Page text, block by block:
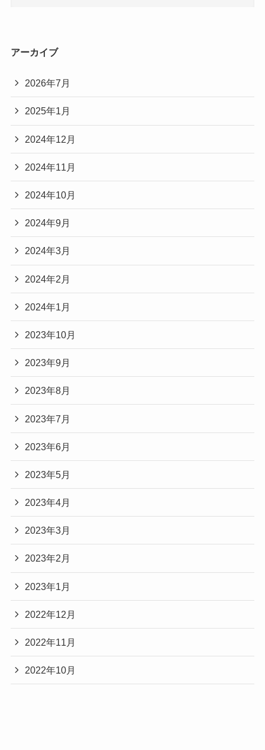
アーカイブ
2026年7月
2025年1月
2024年12月
2024年11月
2024年10月
2024年9月
2024年3月
2024年2月
2024年1月
2023年10月
2023年9月
2023年8月
2023年7月
2023年6月
2023年5月
2023年4月
2023年3月
2023年2月
2023年1月
2022年12月
2022年11月
2022年10月